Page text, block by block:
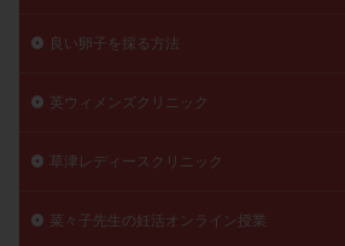
良い卵子を採る方法
英ウィメンズクリニック
草津レディースクリニック
菜々子先生の妊活オンライン授業